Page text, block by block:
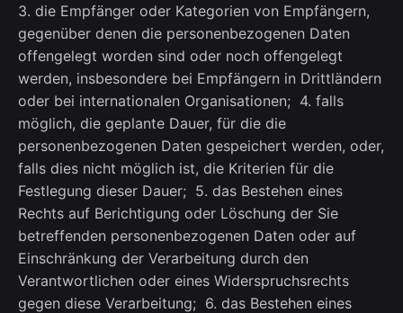
3. die Empfänger oder Kategorien von Empfängern,
gegenüber denen die personenbezogenen Daten
offengelegt worden sind oder noch offengelegt
werden, insbesondere bei Empfängern in Drittländern
oder bei internationalen Organisationen; 4. falls
möglich, die geplante Dauer, für die die
personenbezogenen Daten gespeichert werden, oder,
falls dies nicht möglich ist, die Kriterien für die
Festlegung dieser Dauer; 5. das Bestehen eines
Rechts auf Berichtigung oder Löschung der Sie
betreffenden personenbezogenen Daten oder auf
Einschränkung der Verarbeitung durch den
Verantwortlichen oder eines Widerspruchsrechts
gegen diese Verarbeitung; 6. das Bestehen eines